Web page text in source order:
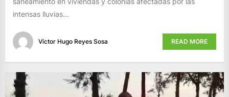
intensas lluvias…
Víctor Hugo Reyes Sosa READ MORE